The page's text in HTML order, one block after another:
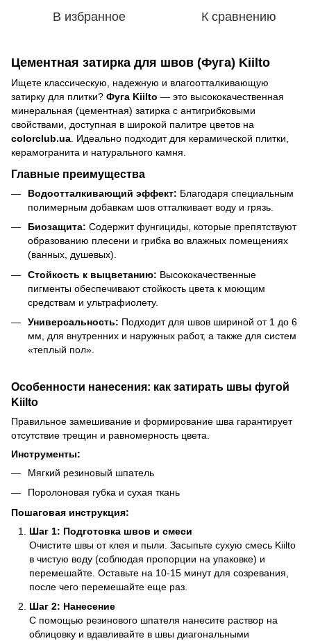
В избранное К сравнению
Цементная затирка для швов (Фуга) Kiilto
Ищете классическую, надежную и влагоотталкивающую
затирку для плитки? Фуга Kiilto — это высококачественная
минеральная (цементная) затирка с антигрибковыми
свойствами, доступная в широкой палитре цветов на
colorclub.ua . Идеально подходит для керамической плитки,
керамогранита и натурального камня.
Главные преимущества
Водоотталкивающий эффект: Благодаря специальным
полимерным добавкам шов отталкивает воду и грязь.
Биозащита: Содержит фунгициды, которые препятствуют
образованию плесени и грибка во влажных помещениях
(ванных, душевых).
Стойкость к выцветанию: Высококачественные
пигменты обеспечивают стойкость цвета к моющим
средствам и ультрафиолету.
Универсальность: Подходит для швов шириной от 1 до 6
мм, для внутренних и наружных работ, а также для систем
«теплый пол».
Особенности нанесения: как затирать швы фугой
Kiilto
Правильное замешивание и формирование шва гарантирует
отсутствие трещин и равномерность цвета.
Инструменты:
Мягкий резиновый шпатель
Поролоновая губка и сухая ткань
Пошаговая инструкция:
Шаг 1: Подготовка швов и смеси
Очистите швы от клея и пыли. Засыпьте сухую смесь Kiilto
в чистую воду (соблюдая пропорции на упаковке) и
перемешайте. Оставьте на 10-15 минут для созревания,
после чего перемешайте еще раз.
Шаг 2: Нанесение
С помощью резинового шпателя нанесите раствор на
облицовку и вдавливайте в швы диагональными